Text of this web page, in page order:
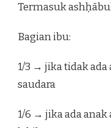
Termasuk
Bagian ibu:
1/3 → jika tidak ada
saudara
1/6 → jika ada anak